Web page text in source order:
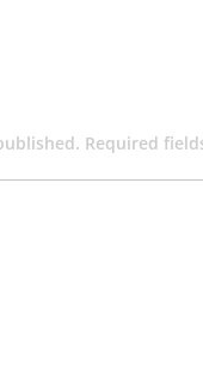
Required